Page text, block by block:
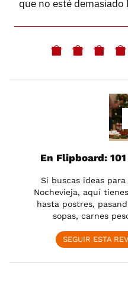
que no esté demasiado
En Flipboard:
Si buscas ideas
Nochevieja, aquí
hasta postres,
sopas, carnes
SEGUIR ESTA